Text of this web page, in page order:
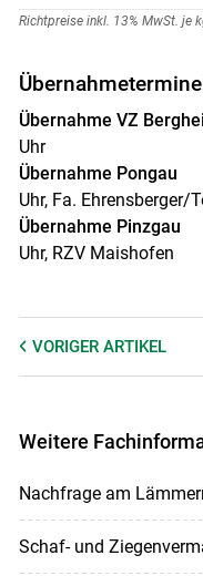
Richtpreise inkl. 13% MwSt. je
Übernahme VZ
Uhr
Übernahme
Uhr, Fa. Ehrensberger/
Übernahme Pinzgau
Uhr, RZV Maishofen
VORIGER ARTIKEL
Weitere
Nachfrage am
Schaf- und